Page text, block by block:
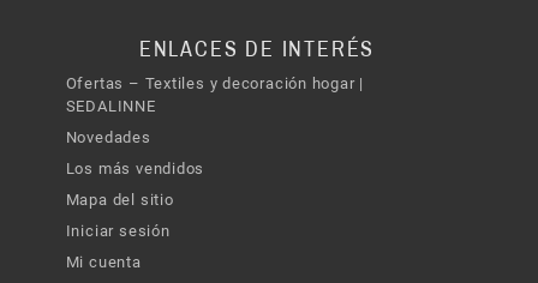
ENLACES DE INTERÉS
Ofertas – Textiles y decoración hogar |
SEDALINNE
Novedades
Los más vendidos
Mapa del sitio
Iniciar sesión
Mi cuenta